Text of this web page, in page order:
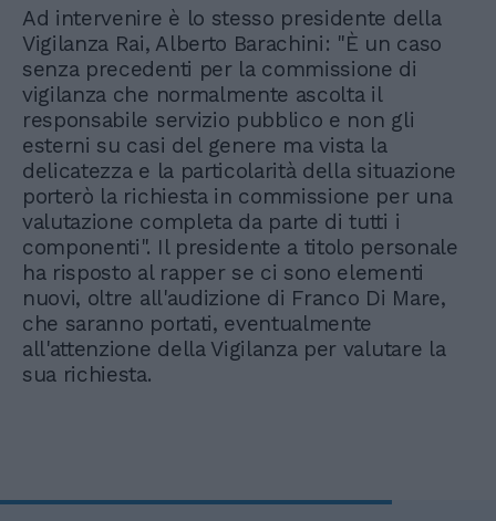
Ad intervenire è lo stesso presidente della
Vigilanza Rai, Alberto Barachini: "È un caso
senza precedenti per la commissione di
vigilanza che normalmente ascolta il
responsabile servizio pubblico e non gli
esterni su casi del genere ma vista la
delicatezza e la particolarità della situazione
porterò la richiesta in commissione per una
valutazione completa da parte di tutti i
componenti". Il presidente a titolo personale
ha risposto al rapper se ci sono elementi
nuovi, oltre all'audizione di Franco Di Mare,
che saranno portati, eventualmente
all'attenzione della Vigilanza per valutare la
sua richiesta.